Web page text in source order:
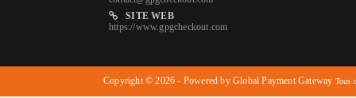
SITE WEB
https://www.gpgcheckout.com
Copyright © 2026 - Powered by Global Payment Gateway Tous